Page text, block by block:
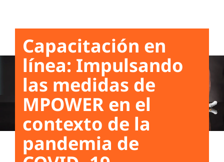
Capacitación en
línea: Impulsando
las medidas de
MPOWER en el
contexto de la
pandemia de